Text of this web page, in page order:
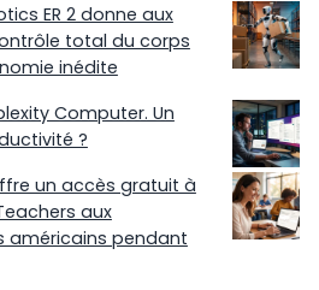
ER 2 donne aux
total du corps
inédite
Computer. Un
?
un accès gratuit à
aux
américains pendant